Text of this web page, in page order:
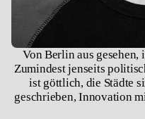
Von Berlin aus gesehen,
Zumindest jenseits
ist göttlich, die Städte
geschrieben, Innovation